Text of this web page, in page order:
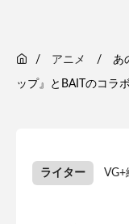
アニメ あ
ップ』とBAITのコラ
ライター VG+